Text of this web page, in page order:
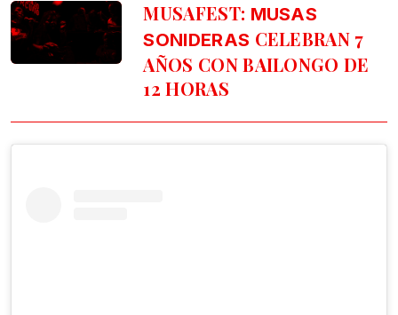
MUSAFEST: MUSAS
SONIDERAS CELEBRAN 7
AÑOS CON BAILONGO DE
12 HORAS